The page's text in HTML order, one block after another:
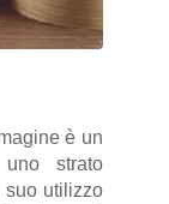
è un
uno strato
suo utilizzo